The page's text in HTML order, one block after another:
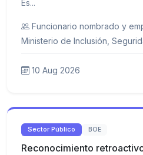
Es...
Funcionario nombrado y
Ministerio de Inclusión,
10 Aug 2026
Sector Público BOE
Reconocimiento